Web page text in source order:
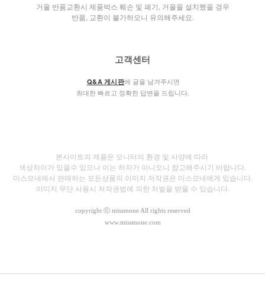
거울 반품교환시 제품박스 훼손 및 폐기, 거울을 설치했을 경우
반품, 교환이 불가하오니 유의해주세요.
고객센터
Q&A 게시판에 글을 남겨주시면
최대한 빠르고 정확한 답변을 드립니다.
본사이트의 제품은 모니터의 환경 및 사양에 따라
색상차이가 있을수 있으나 이는 하자가 아니오니 참고해주시기 바랍니다.
미스모네에서 판매하는 모든상품의 이미지 저작권은 미스모네에게 있습니다.
이미지 무단 사용시 저작권법에 의한 처벌을 받을 수 있습니다.
copyright ⓒ missmone All rights reserved
www.missmone.com